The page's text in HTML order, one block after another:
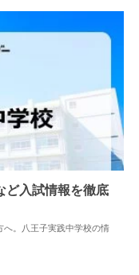
2024.04.02
ど入試情報を徹底
へ。八王子実践中学校の情